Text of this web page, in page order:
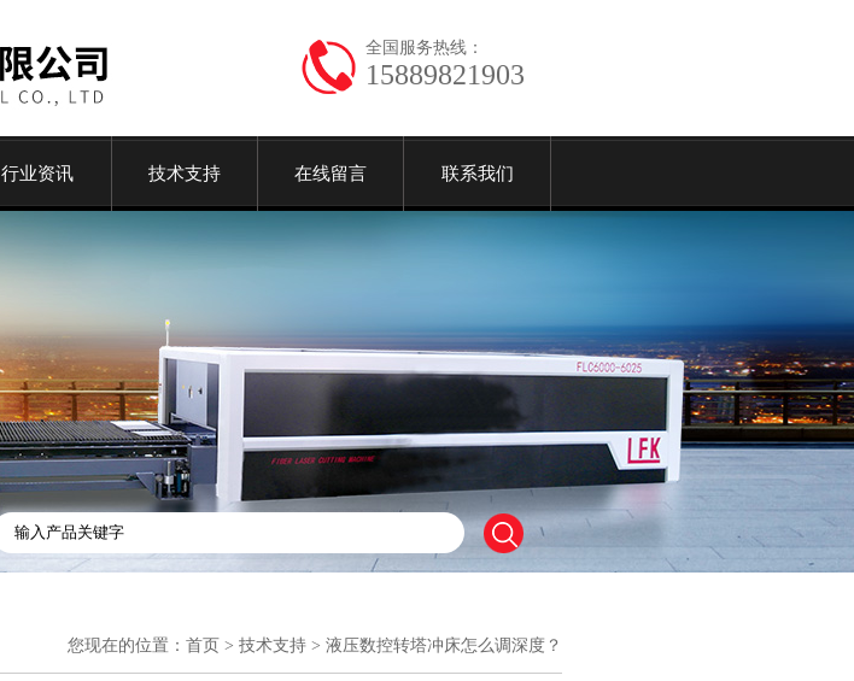
全国服务热线：
15889821903
行业资讯 技术支持 在线留言 联系我们
您现在的位置：首页 >技术支持 > 液压数控转塔冲床怎么调深度？